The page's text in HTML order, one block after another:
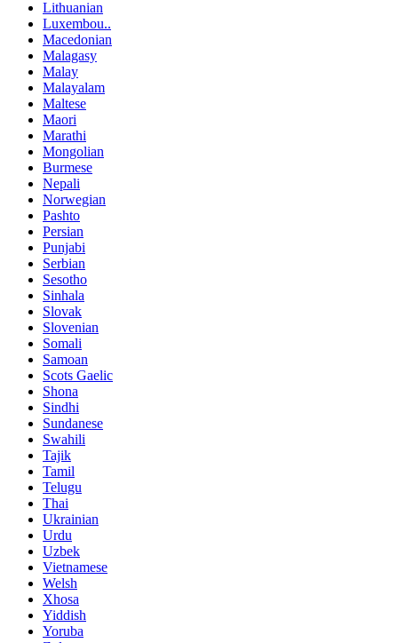
Lithuanian
Luxembou..
Macedonian
Malagasy
Malay
Malayalam
Maltese
Maori
Marathi
Mongolian
Burmese
Nepali
Norwegian
Pashto
Persian
Punjabi
Serbian
Sesotho
Sinhala
Slovak
Slovenian
Somali
Samoan
Scots Gaelic
Shona
Sindhi
Sundanese
Swahili
Tajik
Tamil
Telugu
Thai
Ukrainian
Urdu
Uzbek
Vietnamese
Welsh
Xhosa
Yiddish
Yoruba